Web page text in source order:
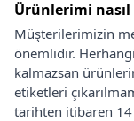
Ürünlerimi
Müşterilerimizin
önemlidir.
kalmazsan
etiketleri
tarihten itibaren